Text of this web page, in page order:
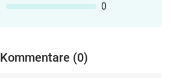
0
Kommentare (0)